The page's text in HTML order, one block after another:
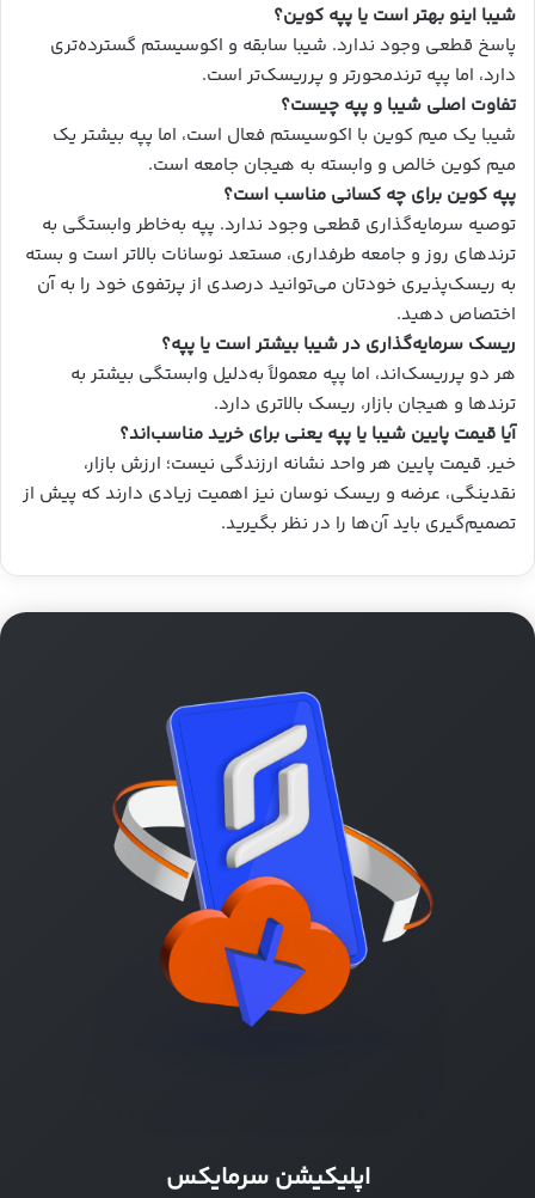
شیبا اینو بهتر است یا پپه کوین؟
پاسخ قطعی وجود ندارد. شیبا سابقه و اکوسیستم گسترده‌تری
دارد، اما پپه ترندمحورتر و پرریسک‌تر است.
تفاوت اصلی شیبا و پپه چیست؟
شیبا یک میم کوین با اکوسیستم فعال است، اما پپه بیشتر یک
میم کوین خالص و وابسته به هیجان جامعه است.
پپه کوین برای چه کسانی مناسب است؟
توصیه سرمایه‌گذاری قطعی وجود ندارد. پپه به‌خاطر وابستگی به
ترندهای روز و جامعه طرفداری، مستعد نوسانات بالاتر است و بسته
به ریسک‌پذیری خودتان می‌توانید درصدی از پرتفوی خود را به آن
اختصاص دهید.
ریسک سرمایه‌گذاری در شیبا بیشتر است یا پپه؟
هر دو پرریسک‌اند، اما پپه معمولاً به‌دلیل وابستگی بیشتر به
ترندها و هیجان بازار، ریسک بالاتری دارد.
آیا قیمت پایین شیبا یا پپه یعنی برای خرید مناسب‌اند؟
خیر. قیمت پایین هر واحد نشانه ارزندگی نیست؛ ارزش بازار،
نقدینگی، عرضه و ریسک نوسان نیز اهمیت زیادی دارند که پیش از
تصمیم‌گیری باید آن‌ها را در نظر بگیرید.
اپلیکیشن سرمایکس